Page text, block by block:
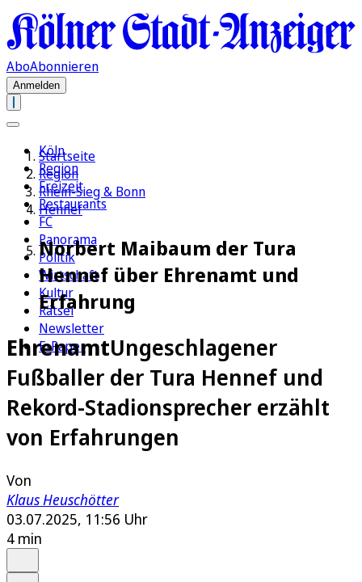
AboAbonnieren
Anmelden
Köln
Region
Freizeit
Restaurants
FC
Panorama
Politik
Wirtschaft
Kultur
Rätsel
Newsletter
E-Paper
Startseite
Region
Rhein-Sieg & Bonn
Hennef
Norbert Maibaum der Tura
Hennef über Ehrenamt und
Erfahrung
EhrenamtUngeschlagener
Fußballer der Tura Hennef und
Rekord-Stadionsprecher erzählt
von Erfahrungen
Von
Klaus Heuschötter
03.07.2025, 11:56 Uhr
4 min